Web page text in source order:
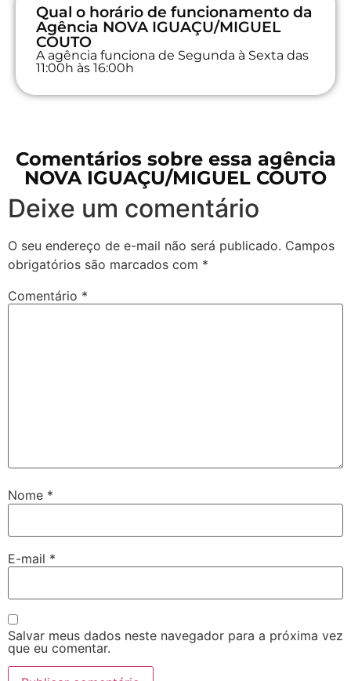
Qual o horário de funcionamento da
Agência NOVA IGUAÇU/MIGUEL
COUTO
A agência funciona de Segunda à Sexta das
11:00h às 16:00h
Comentários sobre essa agência
NOVA IGUAÇU/MIGUEL COUTO
Deixe um comentário
O seu endereço de e-mail não será publicado. Campos
obrigatórios são marcados com *
Comentário *
Nome *
E-mail *
Salvar meus dados neste navegador para a próxima vez
que eu comentar.